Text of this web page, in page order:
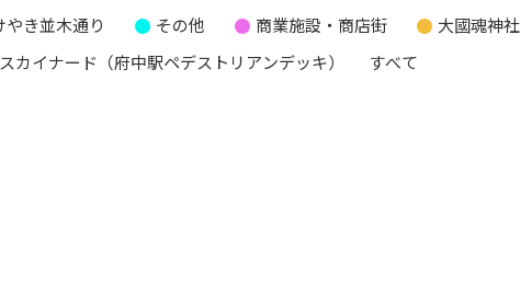
やき並木通り その他 商業施設・商店街
大國魂神社
カイナード（府中駅ペデストリアンデッキ）
すべて